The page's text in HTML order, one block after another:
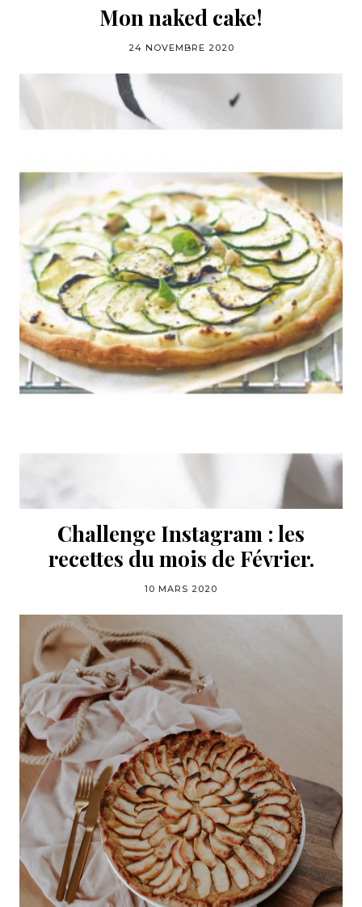
Mon naked cake!
24 NOVEMBRE 2020
Challenge Instagram : les
recettes du mois de Février.
10 MARS 2020